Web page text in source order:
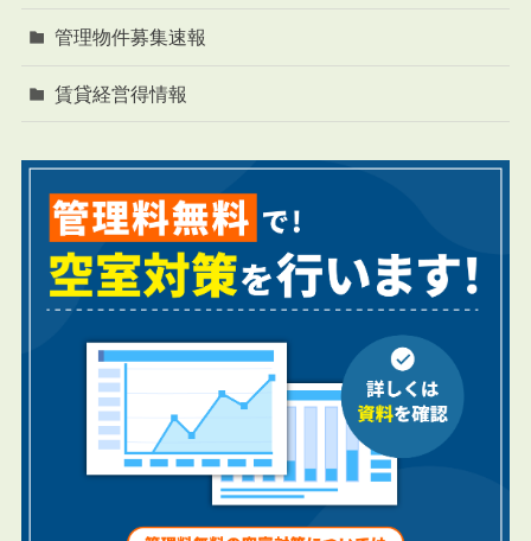
管理物件募集速報
賃貸経営得情報